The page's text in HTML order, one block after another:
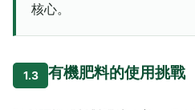
核心。
1.3 有機肥料的使用挑戰